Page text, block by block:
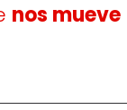
nos mueve